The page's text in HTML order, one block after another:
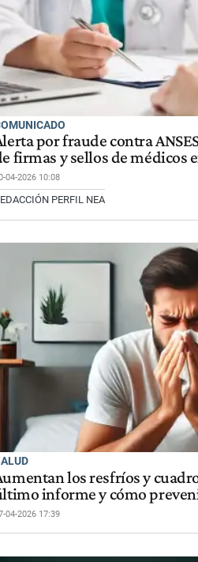
por fraude contra
firmas y sellos de médicos
04-2026 10:08
PERFIL NEA
los resfríos y
informe y cómo
04-2026 17:39